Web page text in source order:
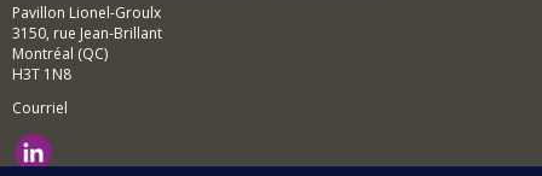
Pavillon Lionel-Groulx
3150, rue Jean-Brillant
Montréal (QC)
H3T 1N8
Courriel